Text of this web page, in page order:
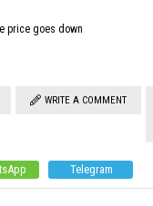
price goes down
WRITE A COMMENT
Telegram